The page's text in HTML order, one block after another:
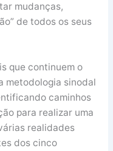
mudanças,
de todos os seus
que continuem o
metodologia sinodal
caminhos
para realizar uma
realidades
dos cinco